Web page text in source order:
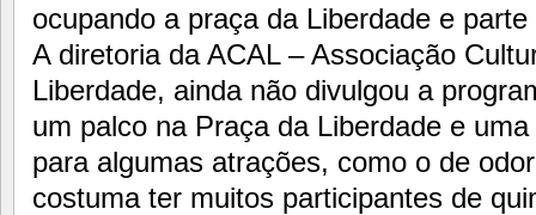
ocupando a praça da Liberdade e
A diretoria da ACAL – Associação
Liberdade, ainda não divulgou a
um palco na Praça da Liberdade e
para algumas atrações, como o de
costuma ter muitos participantes de